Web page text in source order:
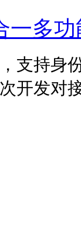
一多
支持身
开发对